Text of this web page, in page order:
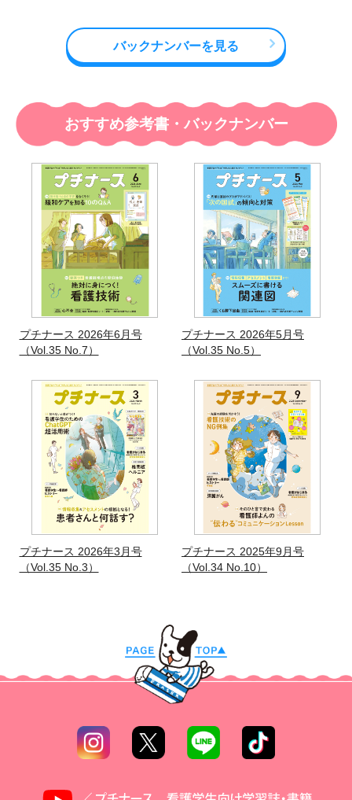
バックナンバーを見る
おすすめ参考書・バックナンバー
プチナース 2026年6月号
（Vol.35 No.7）
プチナース 2026年5月号
（Vol.35 No.5）
プチナース 2026年3月号
（Vol.35 No.3）
プチナース 2025年9月号
（Vol.34 No.10）